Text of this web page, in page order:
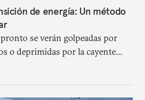
de energía: Un método
se verán golpeadas por
o deprimidas por la cayente
Los formuladores